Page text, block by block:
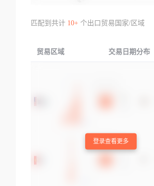
匹配到共计 10+个出口贸易国家/区域
贸易区域 交易日期分布
登录查看更多